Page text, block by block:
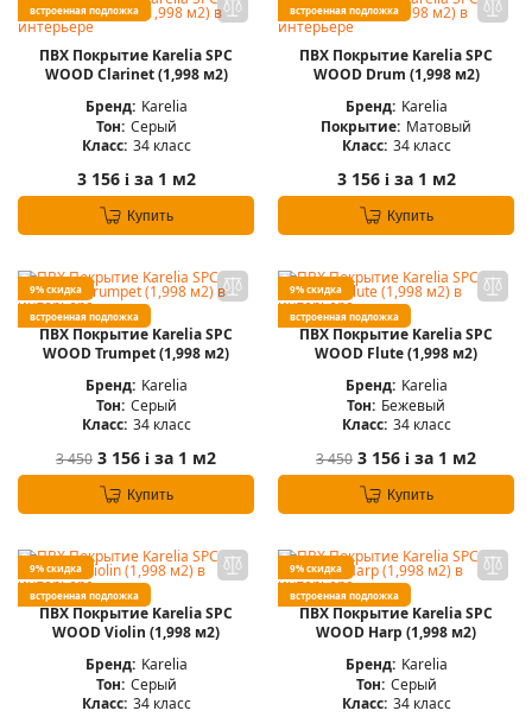
встроенная подложка
ПВХ Покрытие Karelia SPC
WOOD Сlarinet (1,998 м2)
Бренд: Karelia
Тон: Серый
Класс: 34 класс
3 156 iза 1 м2
Купить
встроенная подложка
ПВХ Покрытие Karelia SPC
WOOD Drum (1,998 м2)
Бренд: Karelia
Покрытие: Матовый
Класс: 34 класс
3 156 iза 1 м2
Купить
9% скидка
встроенная подложка
ПВХ Покрытие Karelia SPC
WOOD Trumpet (1,998 м2)
Бренд: Karelia
Тон: Серый
Класс: 34 класс
3 450 3 156 i за 1 м2
Купить
9% скидка
встроенная подложка
ПВХ Покрытие Karelia SPC
WOOD Flute (1,998 м2)
Бренд: Karelia
Тон: Бежевый
Класс: 34 класс
3 450 3 156 i за 1 м2
Купить
9% скидка
встроенная подложка
ПВХ Покрытие Karelia SPC
WOOD Violin (1,998 м2)
Бренд: Karelia
Тон: Серый
Класс: 34 класс
9% скидка
встроенная подложка
ПВХ Покрытие Karelia SPC
WOOD Harp (1,998 м2)
Бренд: Karelia
Тон: Серый
Класс: 34 класс